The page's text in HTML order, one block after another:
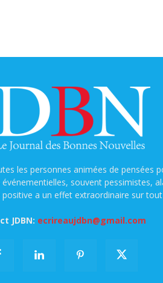
les personnes animées de pensées
souvent pessimistes,
a un effet extraordinaire sur
JDBN: ecrireaujdbn@gmail.com